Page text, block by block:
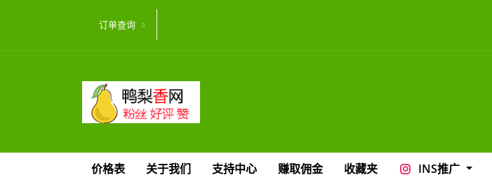
订单查询
价格表 关于我们 支持中心 赚取佣金 收藏夹 INS推广